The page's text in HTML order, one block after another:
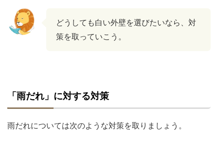
どうしても白い外壁を選びたいなら、対
策を取っていこう。
「雨だれ」に対する対策
雨だれについては次のような対策を取りましょう。